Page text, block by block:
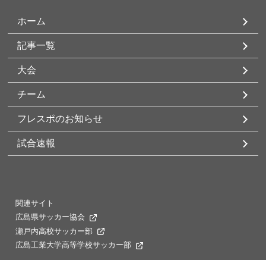
ホーム
記事一覧
大会
チーム
フレスポのお知らせ
試合速報
関連サイト
広島県サッカー協会
瀬戸内高校サッカー部
広島工業大学高等学校サッカー部